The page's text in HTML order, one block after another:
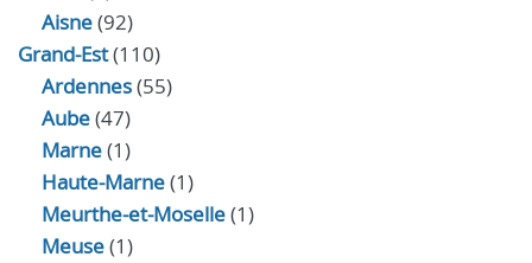
Aisne(92)
Grand-Est(110)
Ardennes(55)
Aube(47)
Marne(1)
Haute-Marne(1)
Meurthe-et-Moselle(1)
Meuse(1)